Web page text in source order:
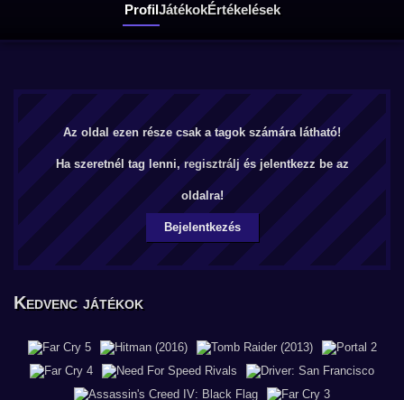
ProfilJátékokÉrtékelések
Az oldal ezen része csak a tagok számára látható!
Ha szeretnél tag lenni, regisztrálj és jelentkezz be az
oldalra!
Bejelentkezés
Kedvenc játékok